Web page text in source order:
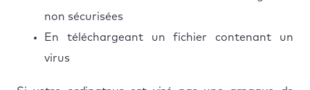
non sécurisées
En téléchargeant un fichier contenant un
virus